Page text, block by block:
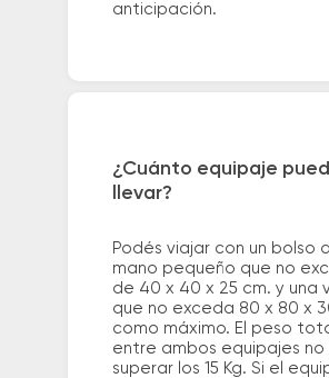
anticipación.
¿Cuánto equipaje
llevar?
Podés viajar con un bolso
mano pequeño que no
de 40 x 40 x 25 cm. y una
que no exceda 80 x 80 x
como máximo. El peso
entre ambos equipajes
superar los 15 Kg. Si el